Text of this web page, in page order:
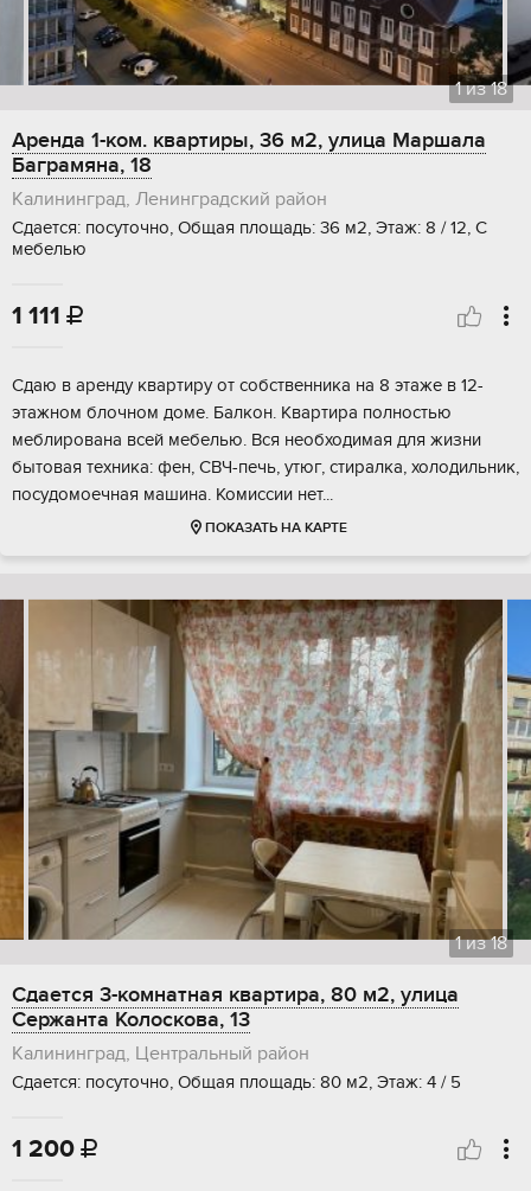
1из18
Аренда 1-ком. квартиры, 36 м2, улица Маршала
Баграмяна, 18
Калининград, Ленинградский район
Сдается: посуточно, Общая площадь: 36 м2, Этаж: 8 / 12, С
мебелью
1 111 
Сдаю в аренду квартиру от собственника на 8 этаже в 12-
этажном блочном доме. Балкон. Квартира полностью
меблирована всей мебелью. Вся необходимая для жизни
бытовая техника: фен, СВЧ-печь, утюг, стиралка, холодильник,
посудомоечная машина. Комиссии нет...
ПОКАЗАТЬ НА КАРТЕ
1из18
Сдается 3-комнатная квартира, 80 м2, улица
Сержанта Колоскова, 13
Калининград, Центральный район
Сдается: посуточно, Общая площадь: 80 м2, Этаж: 4 / 5
1 200 